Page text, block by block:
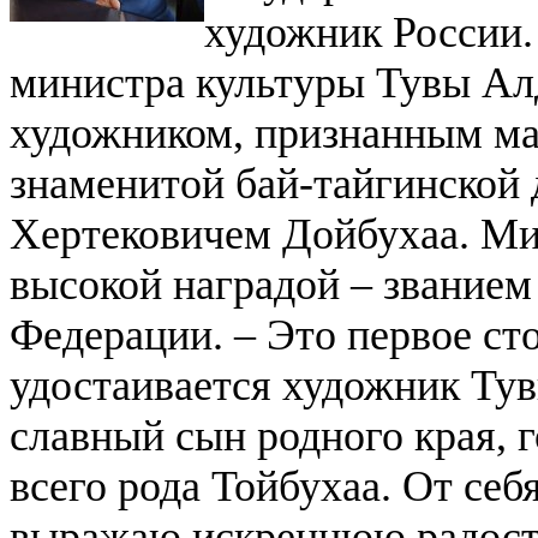
художник
министра культуры Тувы
художником, признанным
знаменитой бай-
Хертековичем Дойбухаа.
высокой наградой –
Федерации.– Это первое
удостаивается художник
славный сын родного края,
всего рода Тойбухаа. От